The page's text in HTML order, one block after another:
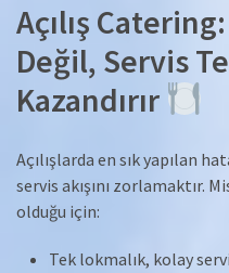
Açılış
Değil, Servis
Kazandırır
Açılışlarda en sık yapılan
servis akışını zorlamaktır.
olduğu için:
Tek lokmalık, kolay